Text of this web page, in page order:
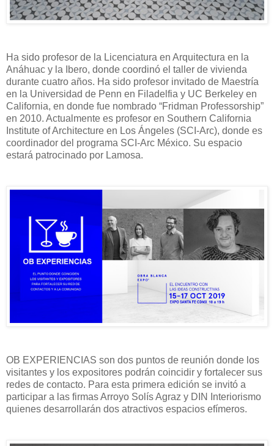
Ha sido profesor de la Licenciatura en Arquitectura en la
Anáhuac y la Ibero, donde coordinó el taller de vivienda
durante cuatro años. Ha sido profesor invitado de Maestría
en la Universidad de Penn en Filadelfia y UC Berkeley en
California, en donde fue nombrado “Fridman Professorship”
en 2010. Actualmente es profesor en Southern California
Institute of Architecture en Los Ángeles (SCI-Arc), donde es
coordinador del programa SCI-Arc México. Su espacio
estará patrocinado por Lamosa.
OB EXPERIENCIAS son dos puntos de reunión donde los
visitantes y los expositores podrán coincidir y fortalecer sus
redes de contacto. Para esta primera edición se invitó a
participar a las firmas Arroyo Solís Agraz y DIN Interiorismo
quienes desarrollarán dos atractivos espacios efímeros.